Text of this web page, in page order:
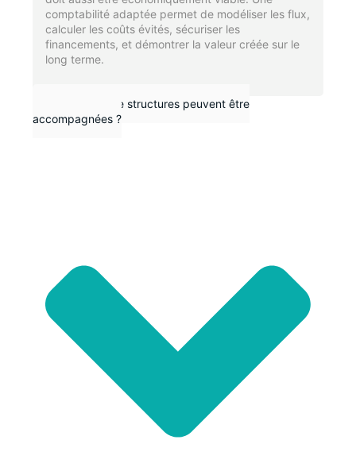
comptabilité adaptée permet de modéliser les flux,
calculer les coûts évités, sécuriser les
financements, et démontrer la valeur créée sur le
long terme.
Quels types de structures peuvent être
accompagnées ?